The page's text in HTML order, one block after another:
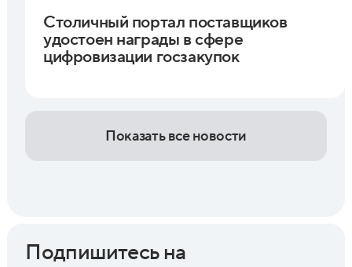
Столичный портал поставщиков
удостоен награды в сфере
цифровизации госзакупок
Показать все новости
Подпишитесь на